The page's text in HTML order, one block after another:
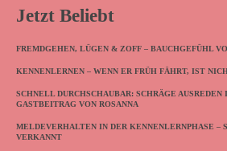
Jetzt Beliebt
FREMDGEHEN, LÜGEN & ZOFF – BAUCHGEFÜHL
KENNENLERNEN – WENN ER FRÜH FÄHRT, IST
SCHNELL DURCHSCHAUBAR: SCHRÄGE
GASTBEITRAG VON ROSANNA
MELDEVERHALTEN IN DER KENNENLERNPHASE –
VERKANNT